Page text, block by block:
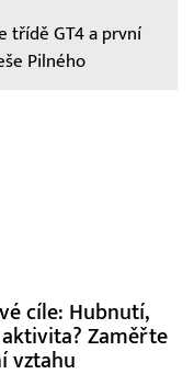
třídě GT4 a první
Pilného
cíle: Hubnutí,
Zaměřte
vztahu